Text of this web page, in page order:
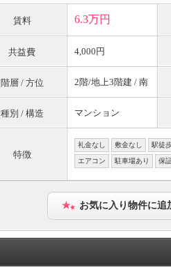
賃料 6.3万円
共益費 4,000円
階層 / 方位 2階/地上3階建 / 南
種別 / 構造 マンション
特徴
礼金なし 敷金なし 駅徒
エアコン 駐車場あり 保
お気に入り物件に追